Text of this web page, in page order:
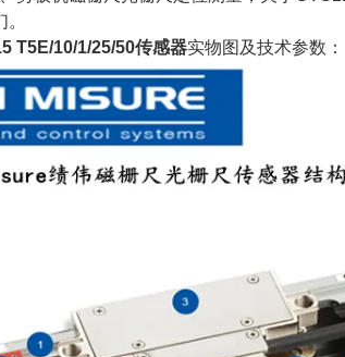
T5E/10/1/25/50传感器实物图及技术参数：